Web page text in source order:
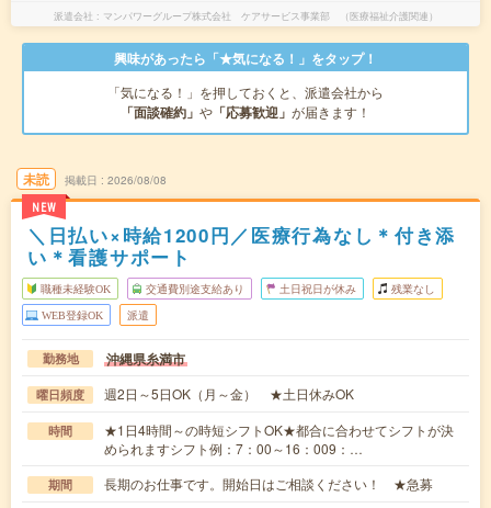
派遣会社 マンパワーグループ株式会社 ケアサービス事業部 （医療福祉介護関連）
興味があったら「★気になる！」をタップ！
「気になる！」を押しておくと、派遣会社から
「面談確約」 や 「応募歓迎」 が届きます！
未読
NEW
掲載日 2026/08/08
＼日払い×時給1200円／医療行為なし＊付き添
い＊看護サポート
職種未経験OK 交通費別途支給あり 土日祝日が休み 残業なし
WEB登録OK 派遣
勤務地 沖縄県糸満市
曜日頻度 週2日～5日OK（月～金） ★土日休みOK
時間
★1日4時間～の時短シフトOK★都合に合わせてシフトが決
められますシフト例：7：00～16：009：…
期間 長期のお仕事です。開始日はご相談ください！ ★急募